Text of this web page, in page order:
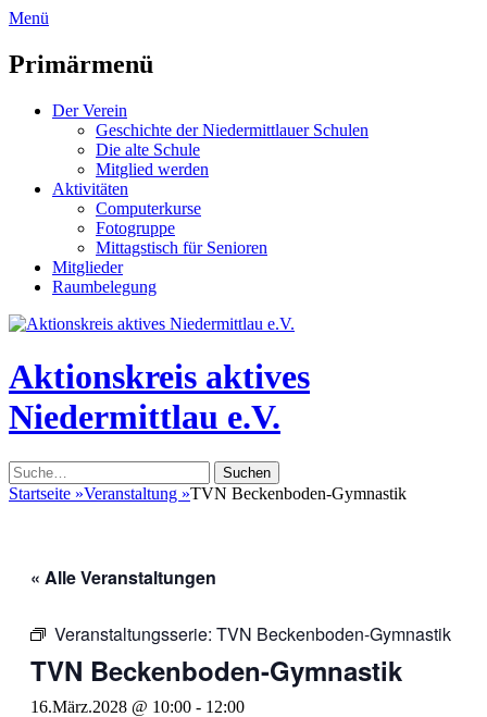
zum
überspringen
Menü
Primärmenü
Der Verein
Geschichte der Niedermittlauer Schulen
Die alte Schule
Mitglied werden
Aktivitäten
Computerkurse
Fotogruppe
Mittagstisch für Senioren
Mitglieder
Raumbelegung
Header
Aktionskreis aktives
Niedermittlau e.V.
Suche
nach:
Startseite »Veranstaltung »TVN Beckenboden-Gymnastik
« Alle Veranstaltungen
Veranstaltungsserie: TVN Beckenboden-Gymnastik
TVN Beckenboden-Gymnastik
16.März.2028 @ 10:00 - 12:00